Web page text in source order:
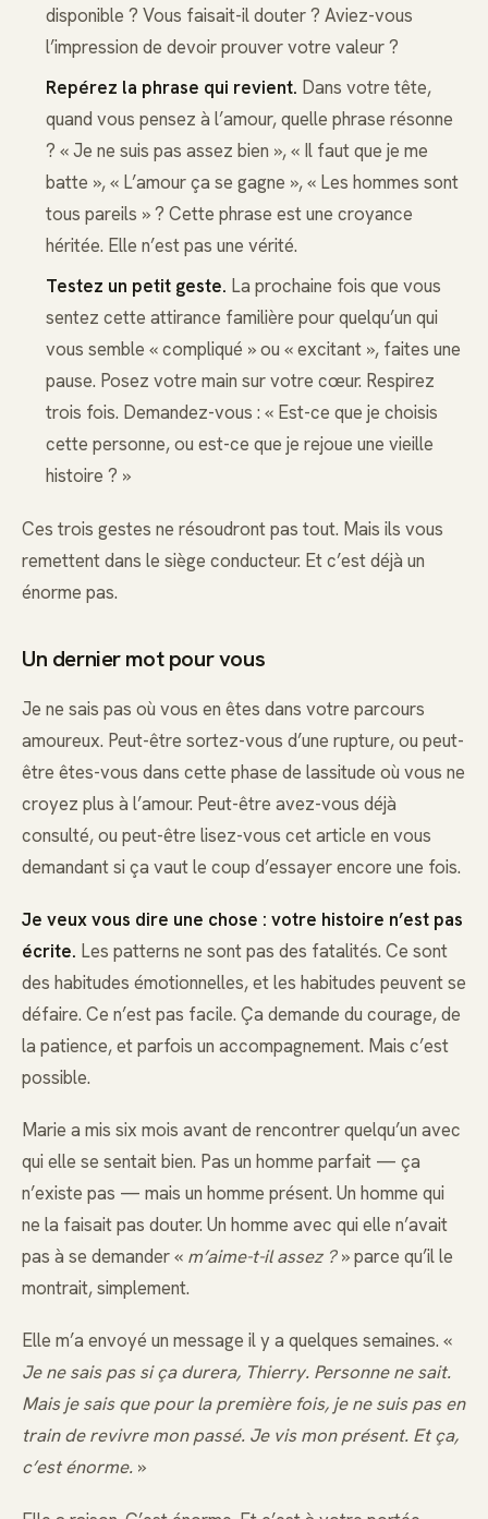
disponible ? Vous faisait-il douter ? Aviez-vous
l’impression de devoir prouver votre valeur ?
Repérez la phrase qui revient. Dans votre tête,
quand vous pensez à l’amour, quelle phrase résonne
? « Je ne suis pas assez bien », « Il faut que je me
batte », « L’amour ça se gagne », « Les hommes sont
tous pareils » ? Cette phrase est une croyance
héritée. Elle n’est pas une vérité.
Testez un petit geste. La prochaine fois que vous
sentez cette attirance familière pour quelqu’un qui
vous semble « compliqué » ou « excitant », faites une
pause. Posez votre main sur votre cœur. Respirez
trois fois. Demandez-vous : « Est-ce que je choisis
cette personne, ou est-ce que je rejoue une vieille
histoire ? »
Ces trois gestes ne résoudront pas tout. Mais ils vous
remettent dans le siège conducteur. Et c’est déjà un
énorme pas.
Un dernier mot pour vous
Je ne sais pas où vous en êtes dans votre parcours
amoureux. Peut-être sortez-vous d’une rupture, ou peut-
être êtes-vous dans cette phase de lassitude où vous ne
croyez plus à l’amour. Peut-être avez-vous déjà
consulté, ou peut-être lisez-vous cet article en vous
demandant si ça vaut le coup d’essayer encore une fois.
Je veux vous dire une chose : votre histoire n’est pas
écrite. Les patterns ne sont pas des fatalités. Ce sont
des habitudes émotionnelles, et les habitudes peuvent se
défaire. Ce n’est pas facile. Ça demande du courage, de
la patience, et parfois un accompagnement. Mais c’est
possible.
Marie a mis six mois avant de rencontrer quelqu’un avec
qui elle se sentait bien. Pas un homme parfait — ça
n’existe pas — mais un homme présent. Un homme qui
ne la faisait pas douter. Un homme avec qui elle n’avait
pas à se demander « m’aime-t-il assez ?» parce qu’il le
montrait, simplement.
Elle m’a envoyé un message il y a quelques semaines. «
Je ne sais pas si ça durera, Thierry. Personne ne sait.
Mais je sais que pour la première fois, je ne suis pas en
train de revivre mon passé. Je vis mon présent. Et ça,
c’est énorme. »